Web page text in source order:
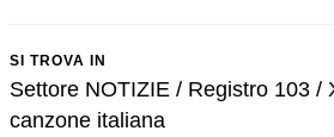
SI TROVA IN
Settore NOTIZIE / Registro 103 /
canzone italiana